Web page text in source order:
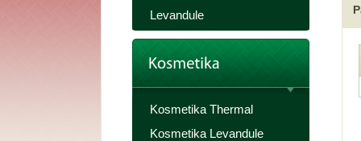
Levandule
Kosmetika Thermal
Kosmetika Levandule